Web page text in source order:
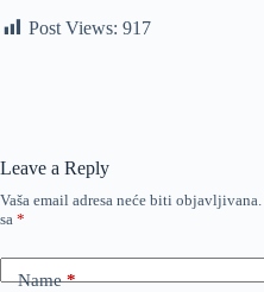
Post Views: 917
Leave a Reply
Vaša email adresa neće biti objavljivana.
sa *
Name*